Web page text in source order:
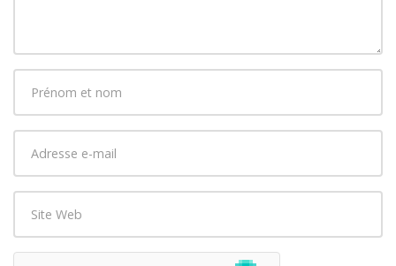
nom*
mail
Web